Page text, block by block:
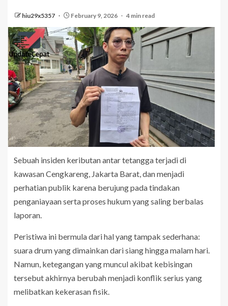
hiu29x5357 February 9, 2026 4 min read
Sebuah insiden keributan antar tetangga terjadi di
kawasan Cengkareng, Jakarta Barat, dan menjadi
perhatian publik karena berujung pada tindakan
penganiayaan serta proses hukum yang saling berbalas
laporan.
Peristiwa ini bermula dari hal yang tampak sederhana:
suara drum yang dimainkan dari siang hingga malam hari.
Namun, ketegangan yang muncul akibat kebisingan
tersebut akhirnya berubah menjadi konflik serius yang
melibatkan kekerasan fisik.